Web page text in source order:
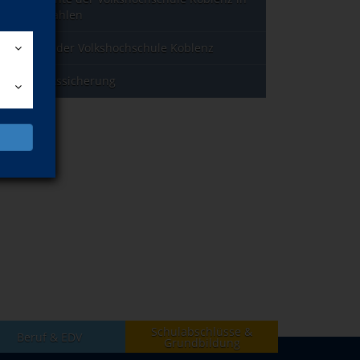
Jahreszahlen
Leitbild der Volkshochschule Koblenz
Qualitätssicherung
Beruf & EDV Schulabschlüsse &
Grundbildung